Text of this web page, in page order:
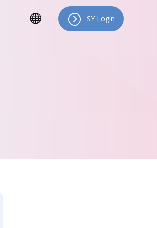
SY Login